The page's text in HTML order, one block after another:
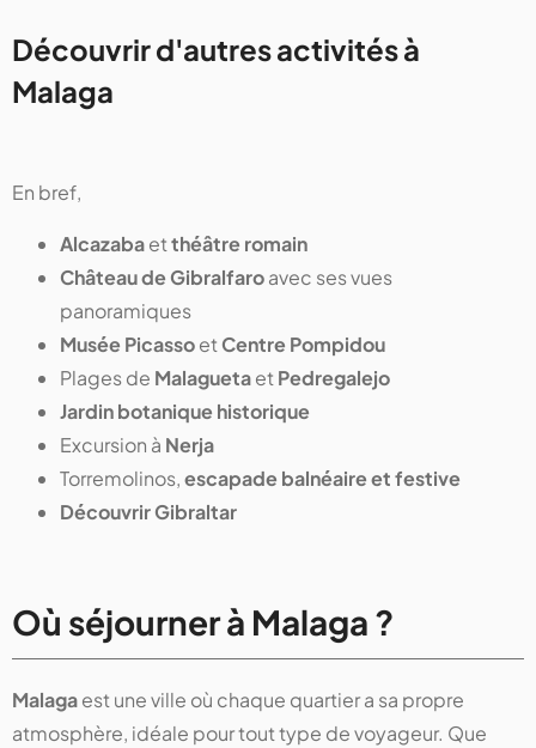
Découvrir d'autres activités à
Malaga
En bref,
Alcazabaetthéâtre romain
Château de Gibralfaroavec ses vues
panoramiques
Musée PicassoetCentre Pompidou
Plages de MalaguetaetPedregalejo
Jardin botanique historique
Excursion à Nerja
Torremolinos,escapade balnéaire et festive
Découvrir Gibraltar
Où séjourner à Malaga ?
Malagaest une ville où chaque quartier a sa propre
atmosphère, idéale pour tout type de voyageur. Que